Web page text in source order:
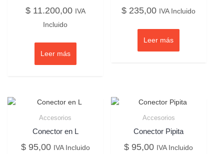
$11.200,00 IVA
Incluido
Leer más
$ 235,00 IVA Incluido
Leer más
Accesorios
Conector en L
$95,00 IVA Incluido
Accesorios
Conector Pipita
$ 95,00 IVA Incluido